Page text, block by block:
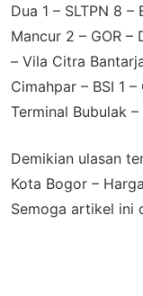
Dua 1 – SLTPN 8 –
Mancur 2 – GOR –
– Vila Citra
Cimahpar – BSI 1
Terminal Bubulak
Demikian ulasan
Kota Bogor –
Semoga artikel ini